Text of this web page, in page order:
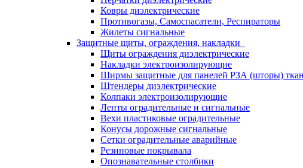
Ковры диэлектрические
Противогазы, Самоспасатели, Респираторы
Жилеты сигнальные
Защитные щиты, ограждения, накладки
Щиты ограждения диэлектрические
Накладки электроизолирующие
Ширмы защитные для панелей РЗА (шторы)
Штендеры диэлектрические
Колпаки электроизолирующие
Ленты оградительные и сигнальные
Вехи пластиковые оградительные
Конусы дорожные сигнальные
Сетки оградительные аварийные
Резиновые покрывала
Опознавательные столбики